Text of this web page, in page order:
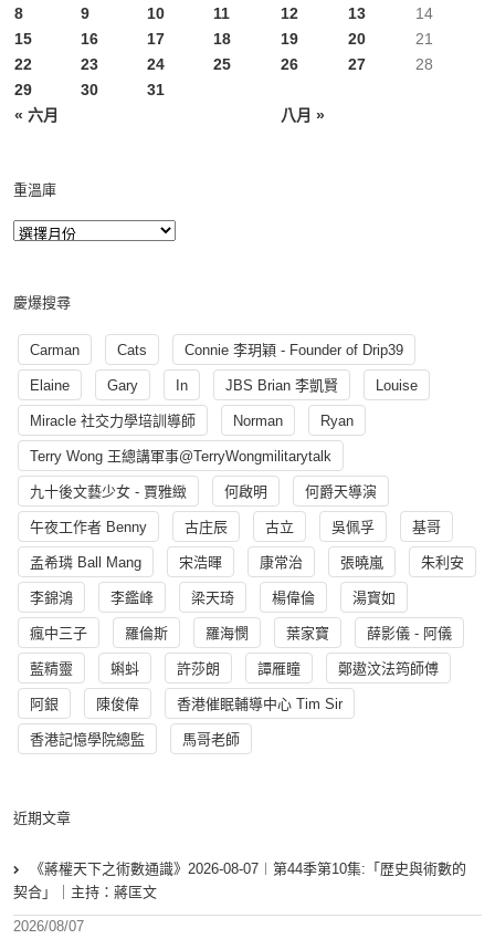
« 六月 八月 »
8
9 10 11 12 13
14
15
16 17 18 19 20
21
22
23 24 25 26 27
28
29
30 31
重溫庫
慶爆搜尋
Carman Cats Connie 李玥穎 - Founder of Drip39
Elaine Gary In JBS Brian 李凱賢 Louise
Miracle 社交力學培訓導師 Norman Ryan
Terry Wong 王總講軍事@TerryWongmilitarytalk
九十後文藝少女 - 賈雅緻 何啟明 何爵天導演
午夜工作者 Benny 古庄辰 古立 吳佩孚 基哥
孟希璘 Ball Mang 宋浩暉 康常治 張曉嵐 朱利安
李錦鴻 李鑑峰 梁天琦 楊偉倫 湯寳如
瘋中三子 羅倫斯 羅海憫 葉家寶 薛影儀 - 阿儀
藍精靈 蝌蚪 許莎朗 譚雁瞳 鄭遨汶法筠師傅
阿銀 陳俊偉 香港催眠輔導中心 Tim Sir
香港記憶學院總監 馬哥老師
近期文章
《蔣權天下之術數通識》2026-08-07︱第44季第10集:「歴史與術數的
契合」｜主持：蔣匡文
2026/08/07